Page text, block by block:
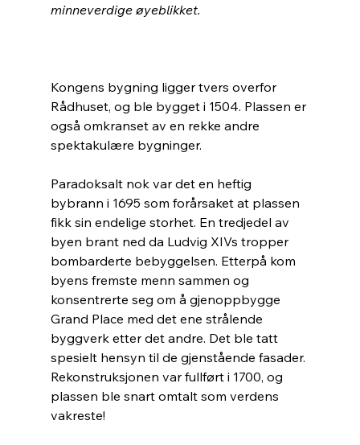
minneverdige øyeblikket.
Kongens bygning ligger tvers overfor
Rådhuset, og ble bygget i 1504. Plassen er
også omkranset av en rekke andre
spektakulære bygninger.
Paradoksalt nok var det en heftig
bybrann i 1695 som forårsaket at plassen
fikk sin endelige storhet. En tredjedel av
byen brant ned da Ludvig XIVs tropper
bombarderte bebyggelsen. Etterpå kom
byens fremste menn sammen og
konsentrerte seg om å gjenoppbygge
Grand Place med det ene strålende
byggverk etter det andre. Det ble tatt
spesielt hensyn til de gjenstående fasader.
Rekonstruksjonen var fullført i 1700, og
plassen ble snart omtalt som verdens
vakreste!